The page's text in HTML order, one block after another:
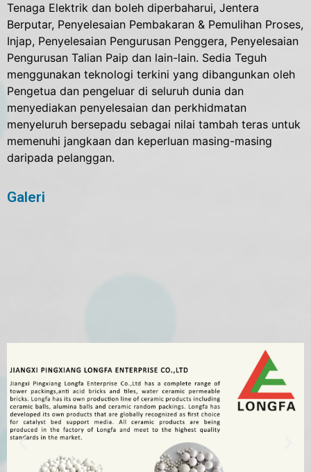
Tenaga Elektrik dan boleh diperbaharui, Jentera
Berputar, Penyelesaian Pembakaran & Pemulihan Proses,
Injap, Penyelesaian Pengurusan Penggera, Penyelesaian
Pengurusan Talian Paip dan lain-lain. Sedia Teguh
menggunakan teknologi terkini yang dibangunkan oleh
Pengetua dan pengeluar di seluruh dunia dan
menyediakan penyelesaian dan perkhidmatan
menyeluruh bersepadu sebagai nilai tambah teras untuk
memenuhi jangkaan dan keperluan masing-masing
daripada pelanggan.
Galeri